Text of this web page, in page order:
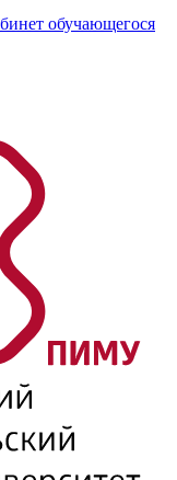
обучающегося